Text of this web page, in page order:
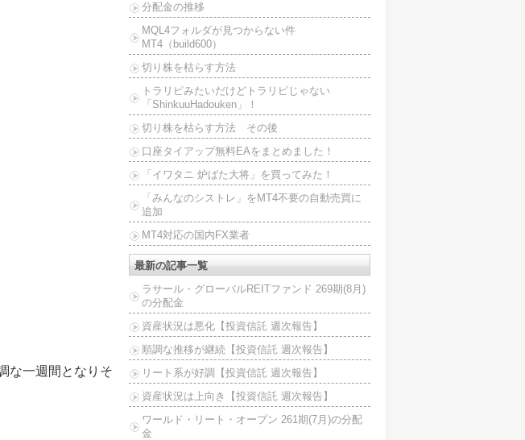
な一週間となりそ
分配金の推移
MQL4フォルダが見つからない件
MT4（build600）
切り株を枯らす方法
トラリピみたいだけどトラリピじゃない
「ShinkuuHadouken」！
切り株を枯らす方法 その後
口座タイアップ無料EAをまとめました！
「イワタニ 炉ばた大将」を買ってみた！
「みんなのシストレ」をMT4不要の自動売買に
追加
MT4対応の国内FX業者
最新の記事一覧
ラサール・グローバルREITファンド 269期(8月)
の分配金
資産状況は悪化【投資信託 週次報告】
順調な推移が継続【投資信託 週次報告】
リート系が好調【投資信託 週次報告】
資産状況は上向き【投資信託 週次報告】
ワールド・リート・オープン 261期(7月)の分配
金